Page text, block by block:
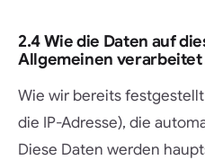
2.4 Wie die Daten auf
Allgemeinen
Wie wir bereits
die IP-Adresse), die
Diese Daten werden